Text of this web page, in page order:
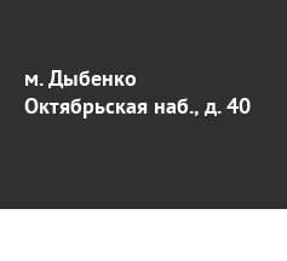
м. Дыбенко
Октябрьская наб., д. 40